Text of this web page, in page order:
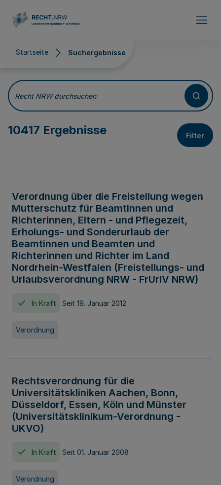
Startseite Suchergebnisse
Suchergebnisse
Recht NRW durchsuchen
10417 Ergebnisse Filter
Verordnung über die Freistellung wegen
Mutterschutz für Beamtinnen und
Richterinnen, Eltern - und Pflegezeit,
Erholungs- und Sonderurlaub der
Beamtinnen und Beamten und
Richterinnen und Richter im Land
Nordrhein-Westfalen (Freistellungs- und
Urlaubsverordnung NRW - FrUrlV NRW)
In Kraft Seit 19. Januar 2012
Verordnung
Rechtsverordnung für die
Universitätskliniken Aachen, Bonn,
Düsseldorf, Essen, Köln und Münster
(Universitätsklinikum-Verordnung -
UKVO)
In Kraft Seit 01. Januar 2008
Verordnung